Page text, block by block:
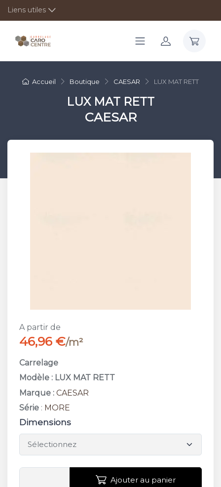
Liens utiles
Accueil Boutique CAESAR LUX MAT RETT
LUX MAT RETT
CAESAR
A partir de
46,96 €/m²
Carrelage
Modèle : LUX MAT RETT
Marque : CAESAR
Série : MORE
Dimensions
Ajouter au panier